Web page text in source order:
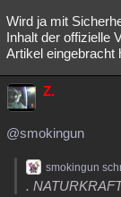
Übersichten
Besucht
Lesenswert
Wird ja mit
Inhalt der offizielle
Artikel eingebracht
Z.
@smokingun
smokingun
.